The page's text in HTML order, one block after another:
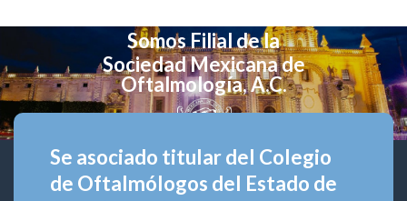
Somos Filial de la
Sociedad Mexicana de
Oftalmología, A.C.
Se asociado titular del Colegio
de Oftalmólogos del Estado de